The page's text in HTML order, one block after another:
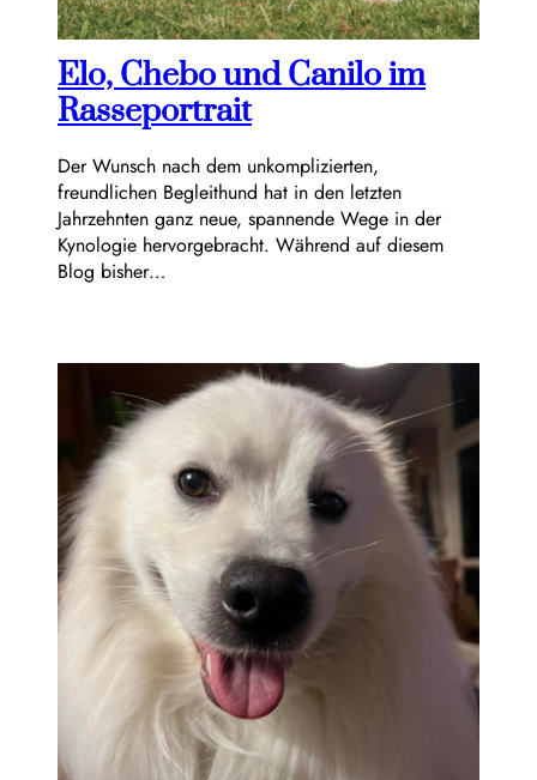
Elo, Chebo und Canilo im
Rasseportrait
Der Wunsch nach dem unkomplizierten,
freundlichen Begleithund hat in den letzten
Jahrzehnten ganz neue, spannende Wege in der
Kynologie hervorgebracht. Während auf diesem
Blog bisher…